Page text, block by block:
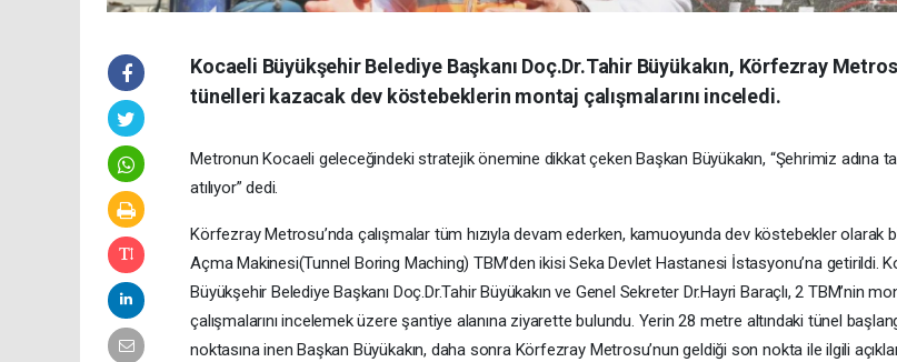
Kocaeli Büyükşehir Belediye Başkanı Doç.Dr.Tahir Büyükakın, Körfezray
tünelleri kazacak dev köstebeklerin montaj çalışmalarını inceledi.
Metronun Kocaeli geleceğindeki stratejik önemine dikkat çeken Başkan Büyükakın, “Şehrimiz adına
atılıyor” dedi.
Körfezray Metrosu’nda çalışmalar tüm hızıyla devam ederken, kamuoyunda dev köstebekler olarak
Açma Makinesi(Tunnel Boring Maching) TBM’den ikisi Seka Devlet Hastanesi İstasyonu’na getirildi.
Büyükşehir Belediye Başkanı Doç.Dr.Tahir Büyükakın ve Genel Sekreter Dr.Hayri Baraçlı, 2 TBM’nin
çalışmalarını incelemek üzere şantiye alanına ziyarette bulundu. Yerin 28 metre altındaki tünel
noktasına inen Başkan Büyükakın, daha sonra Körfezray Metrosu’nun geldiği son nokta ile ilgili